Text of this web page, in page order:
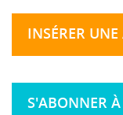
INSÉRER
S'ABONNER À